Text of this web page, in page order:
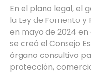
En el plano legal, el
la Ley de Fomento
en mayo de 2024
se creó el Consejo
órgano consultivo
protección,